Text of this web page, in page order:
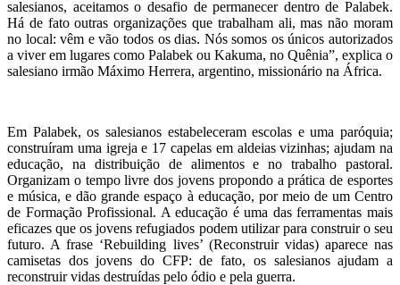
salesianos, aceitamos o desafio de permanecer dentro de Palabek.
Há de fato outras organizações que trabalham ali, mas não moram
no local: vêm e vão todos os dias. Nós somos os únicos autorizados
a viver em lugares como Palabek ou Kakuma, no Quênia”, explica o
salesiano irmão Máximo Herrera, argentino, missionário na África.
Em Palabek, os salesianos estabeleceram escolas e uma paróquia;
construíram uma igreja e 17 capelas em aldeias vizinhas; ajudam na
educação, na distribuição de alimentos e no trabalho pastoral.
Organizam o tempo livre dos jovens propondo a prática de esportes
e música, e dão grande espaço à educação, por meio de um Centro
de Formação Profissional. A educação é uma das ferramentas mais
eficazes que os jovens refugiados podem utilizar para construir o seu
futuro. A frase ‘Rebuilding lives’ (Reconstruir vidas) aparece nas
camisetas dos jovens do CFP: de fato, os salesianos ajudam a
reconstruir vidas destruídas pelo ódio e pela guerra.